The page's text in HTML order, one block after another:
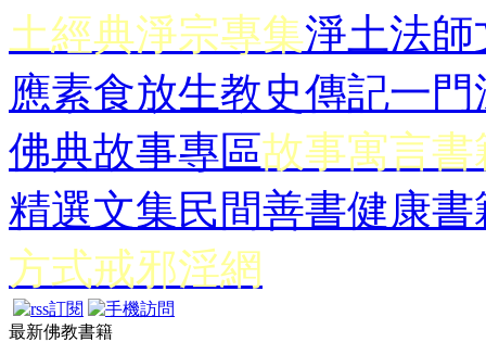
土經典淨宗專集淨土法師
應素食放生教史傳記一門
佛典故事專區故事寓言書
精選文集民間善書健康書
方式戒邪淫網
最新佛教書籍